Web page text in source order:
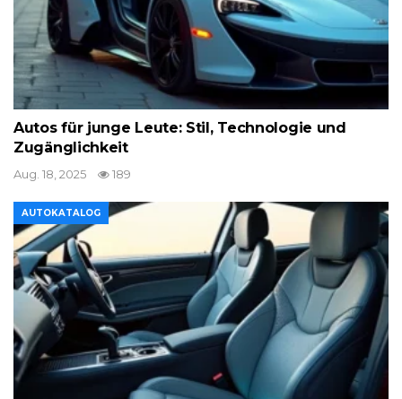
Autos für junge Leute: Stil, Technologie und
Zugänglichkeit
Aug. 18, 2025 189
AUTOKATALOG